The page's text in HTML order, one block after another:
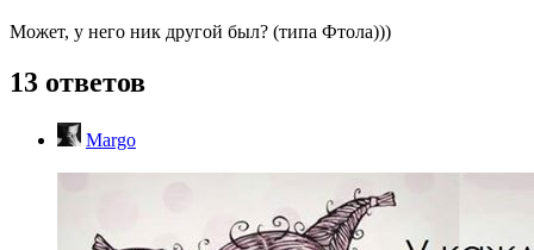
Может, у него ник другой был? (типа Фтола)))
13 ответов
Margo